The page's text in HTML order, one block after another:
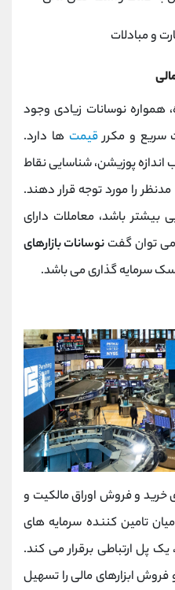
و مبادلات
همواره نوسانات زیادی وجود
سریع و مکررقیمت ها دارد.
اندازه پوزیشن، شناسایی نقاط
مدنظر را مورد توجه قرار دهند.
بیشتر باشد، معاملات دارای
می توان گفت نوسانات بازارهای
سرمایه گذاری می باشد.
خرید و فروش اوراق مالکیت و
تامین کننده سرمایه های
یک پل ارتباطی برقرار می کند.
فروش ابزارهای مالی را تسهیل